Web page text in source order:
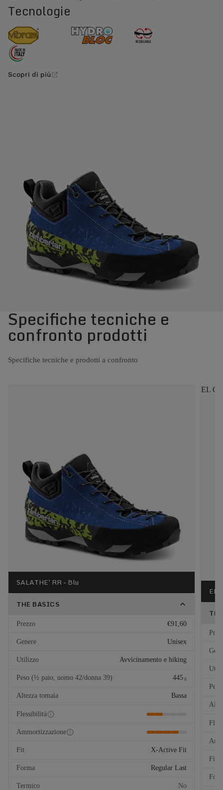
Tecnologie
Scopri di più
Specifiche tecniche e
confronto prodotti
Specifiche tecniche e prodotti a confronto
SALATHE' RR - Blu
THE BASICS
Prezzo €91,60
Genere Unisex
Utilizzo Avvicinamento e hiking
Peso (½ paio, uomo 42/donna 39) 445 g
Altezza tomaia Bassa
Flessibilità
Ammortizzazione
Fit X-Active Fit
Forma Regular Last
Termico No
EL
EL
Fit